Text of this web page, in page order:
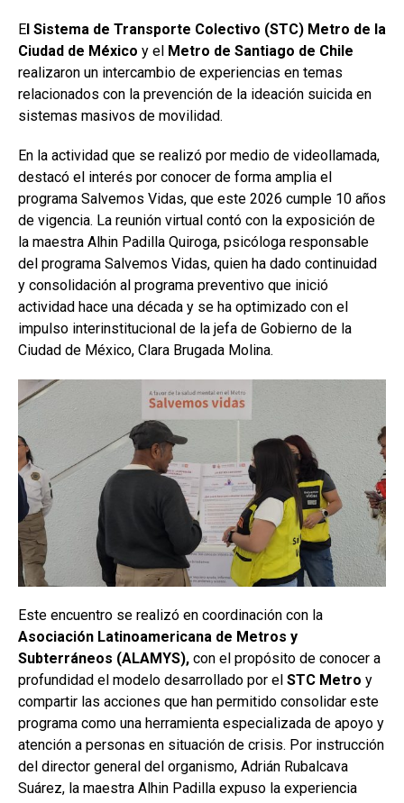
E l Sistema de Transporte Colectivo (STC) Metro de la
Ciudad de México y el Metro de Santiago de Chile
realizaron un intercambio de experiencias en temas
relacionados con la prevención de la ideación suicida en
sistemas masivos de movilidad.
En la actividad que se realizó por medio de videollamada,
destacó el interés por conocer de forma amplia el
programa Salvemos Vidas, que este 2026 cumple 10 años
de vigencia. La reunión virtual contó con la exposición de
la maestra Alhin Padilla Quiroga, psicóloga responsable
del programa Salvemos Vidas, quien ha dado continuidad
y consolidación al programa preventivo que inició
actividad hace una década y se ha optimizado con el
impulso interinstitucional de la jefa de Gobierno de la
Ciudad de México, Clara Brugada Molina.
Este encuentro se realizó en coordinación con la
Asociación Latinoamericana de Metros y
Subterráneos (ALAMYS), con el propósito de conocer a
profundidad el modelo desarrollado por el STC Metro y
compartir las acciones que han permitido consolidar este
programa como una herramienta especializada de apoyo y
atención a personas en situación de crisis. Por instrucción
del director general del organismo, Adrián Rubalcava
Suárez, la maestra Alhin Padilla expuso la experiencia